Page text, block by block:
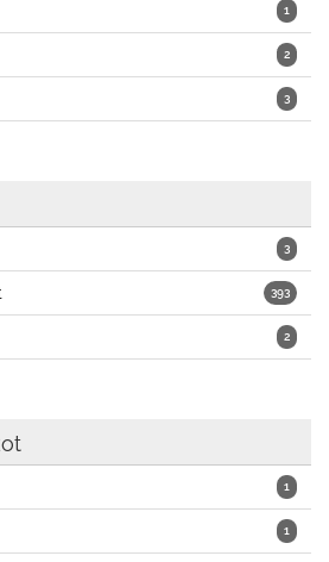
1
2
3
3
393
2
1
1